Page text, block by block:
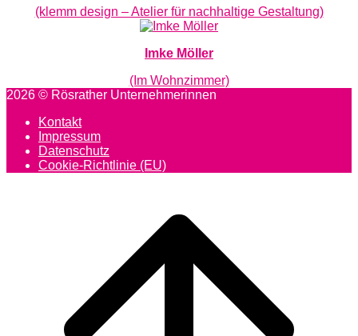
(klemm design – Atelier für nachhaltige Gestaltung)
Imke Möller
(Im Wohnzimmer)
2026 © Rösrather Unternehmerinnen
Kontakt
Impressum
Datenschutz
Cookie-Richtlinie (EU)